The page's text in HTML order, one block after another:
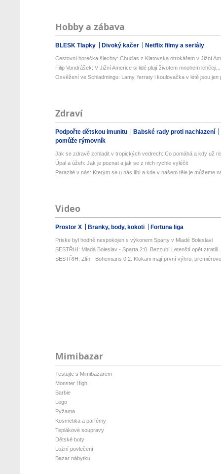
Hobby a zábava
BLESK Tlapky Divoký kačer Netflix filmy a seriály
Cestovní horečka šlechty: Chuďas z Klatovska otrokářem v Jižní
Filip Vondrášek: V Jižní Americe si lidé plují životem mnohem
Osvěžení ve Schladmingu: Lamy, ferraty i koulovačka v létě jsou jen
Zdraví
Podpořte dětskou imunitu
Babské rady proti nachlazení
pomůže rýmovník
Jak se zdravě zchladit v tropických vedrech: Co pomáhá a kdy už
Úpal a úžeh: Jak je poznat a jak se z nich rychle vyléčit
Parazité v nás: Kterým se u nás líbí a kde v našem těle je můžeme
Video
Prostor X Branky, body, kokoti Fortuna liga
Priske byl hodně nespokojen s výkonem Sparty v Mladé Boleslavi
SESTŘIH: Mladá Boleslav - Sparta 2:0. Bezzubí Letenští opět ztratili.
SESTŘIH: Zlín - Bohemians 0:2. Klokani mají první výhru,
Mimibazar
Testujte s Mimibazarem
Monster High
Barbie
Lego
Pyžama
Kosmetika a parfémy
Teplákové soupravy
Dětské boty
Ložní povlečení
Bazar nábytku